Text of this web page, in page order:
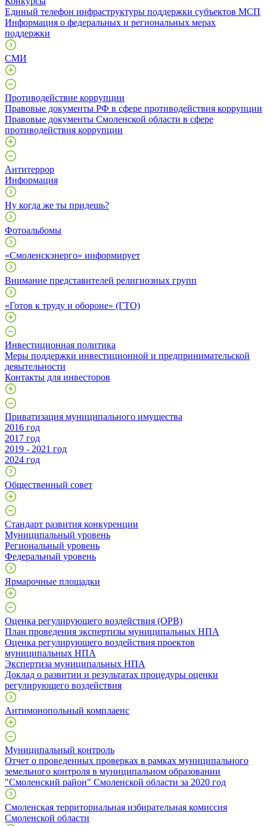
Единый телефон инфраструктуры поддержки субъектов МСП
Информация о федеральных и региональных мерах
поддержки
СМИ
Противодействие коррупции
Правовые документы РФ в сфере противодействия коррупции
Правовые документы Смоленской области в сфере
противодействия коррупции
Антитеррор
Информация
Ну когда же ты придешь?
Фотоальбомы
«Смоленскэнерго» информирует
Внимание представителей религиозных групп
«Готов к труду и обороне» (ГТО)
Инвестиционная политика
Меры поддержки инвестиционной и предпринимательской
деяытельности
Контакты для инвесторов
Приватизация муниципального имущества
2016 год
2017 год
2019 - 2021 год
2024 год
Общественный совет
Стандарт развития конкуренции
Муниципальный уровень
Региональный уровень
Федеральный уровень
Ярмарочные площадки
Оценка регулирующего воздействия (ОРВ)
План проведения экспертизы муниципальных НПА
Оценка регулирующего воздействия проектов
муниципальных НПА
Экспертиза муниципальных НПА
Доклад о развитии и результатах процедуры оценки
регулирующего воздействия
Антимонопольный комплаенс
Муниципальный контроль
Отчет о проведенных проверках в рамках муниципального
земельного контроля в муниципальном образовании
"Смоленский район" Смоленской области за 2020 год
Смоленская территориальная избирательная комиссия
Смоленской области